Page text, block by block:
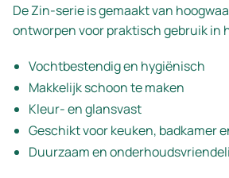
De Zin-serie is gemaakt van
ontworpen voor praktisch gebruik in
Vochtbestendig en hygiënisch
Makkelijk schoon te maken
Kleur- en glansvast
Geschikt voor keuken, badkamer
Duurzaam en